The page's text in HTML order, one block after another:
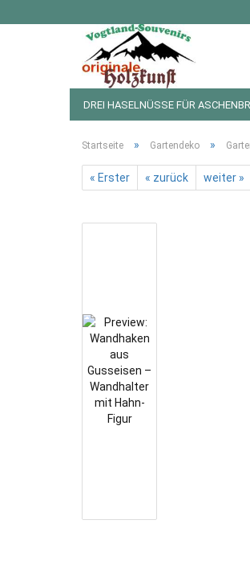
DREI HASELNÜSSE FÜR
Startseite » Gartendeko »
« Erster « zurück weiter »